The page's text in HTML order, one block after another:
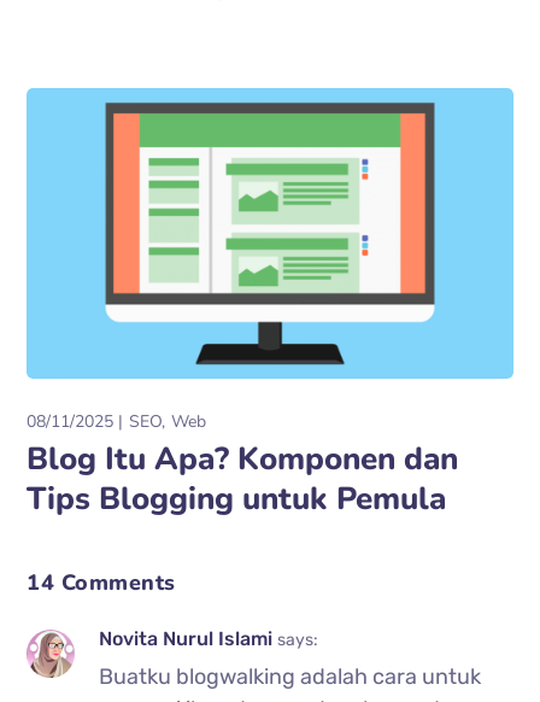
08/11/2025 SEO Web
Blog Itu Apa? Komponen dan
Tips Blogging untuk Pemula
14 Comments
Novita Nurul Islamisays:
Buatku blogwalking adalah cara untuk